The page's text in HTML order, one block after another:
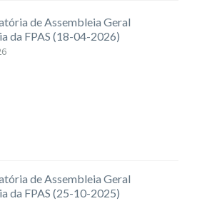
de Assembleia Geral
da FPAS (18-04-2026)
de Assembleia Geral
da FPAS (25-10-2025)